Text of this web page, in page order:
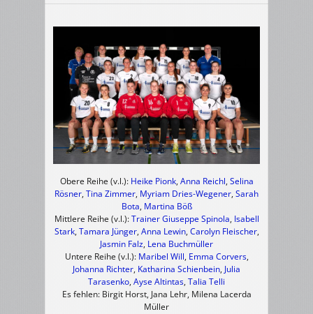
Obere Reihe (v.l.): Heike Pionk,Anna Reichl,Selina
Rösner,Tina Zimmer, Myriam Dries-Wegener, Sarah
Bota, Martina Böß
Mittlere Reihe (v.l.):Trainer Giuseppe Spinola, Isabell
Stark,Tamara Jünger, Anna Lewin,Carolyn Fleischer,
Jasmin Falz, Lena Buchmüller
Untere Reihe (v.l.): Maribel Will, Emma Corvers,
Johanna Richter, Katharina Schienbein, Julia
Tarasenko,Ayse Altintas,Talia Telli
Es fehlen: Birgit Horst, Jana Lehr, Milena Lacerda
Müller